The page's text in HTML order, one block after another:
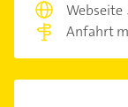
Webseite
Anfahrt